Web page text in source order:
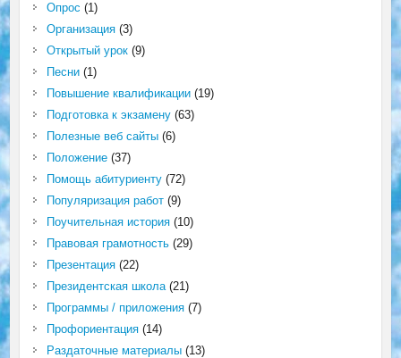
Опрос (1)
Организация(3)
Открытый урок(9)
Песни(1)
Повышение квалификации(19)
Подготовка к экзамену(63)
Полезные веб сайты(6)
Положение(37)
Помощь абитуриенту(72)
Популяризация работ(9)
Поучительная история(10)
Правовая грамотность(29)
Презентация(22)
Президентская школа(21)
Программы / приложения(7)
Профориентация(14)
Раздаточные материалы(13)